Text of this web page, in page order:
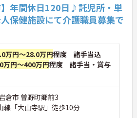
】年間休日120日♪託児所・単
保健施設にて介護職員募集で
万円～28.0万円程度 諸手当込
万円～400万円程度 諸手当・賞与
倉市 曽野町郷前3
線「大山寺駅」徒歩10分